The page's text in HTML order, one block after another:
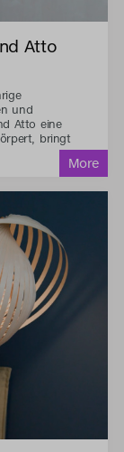
Atto
und
Atto eine
bringt